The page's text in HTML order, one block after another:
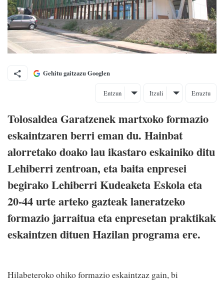
Gehitu gaitzazu Googlen
Entzun Itzuli Erraztu
Tolosaldea Garatzenek martxoko formazio
eskaintzaren berri eman du. Hainbat
alorretako doako lau ikastaro eskainiko ditu
Lehiberri zentroan, eta baita enpresei
begirako Lehiberri Kudeaketa Eskola eta
20-44 urte arteko gazteak laneratzeko
formazio jarraitua eta enpresetan praktikak
eskaintzen dituen Hazilan programa ere.
Hilabeteroko ohiko formazio eskaintzaz gain, bi